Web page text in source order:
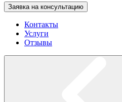
Заявка на консультацию
Контакты
Услуги
Отзывы